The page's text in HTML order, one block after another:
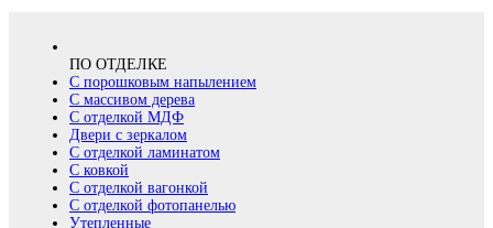
ПО ОТДЕЛКЕ
С порошковым напылением
С массивом дерева
С отделкой МДФ
Двери с зеркалом
С отделкой ламинатом
С ковкой
С отделкой вагонкой
С отделкой фотопанелью
Утепленные